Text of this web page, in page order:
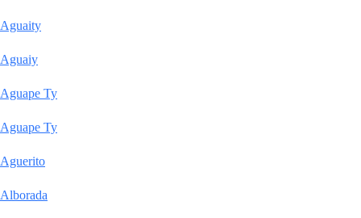
Aguaity
Aguaiy
Aguape Ty
Aguape Ty
Aguerito
Alborada